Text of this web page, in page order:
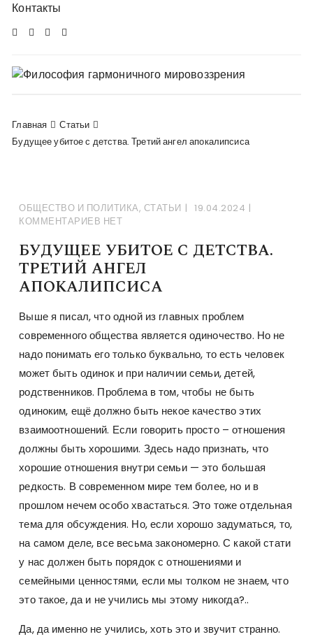
Перейти
комменты
Контакты
Главная
Статьи
Будущее убитое с детства. Третий ангел апокалипсиса
ОБЩЕСТВО И ПОЛИТИКА, СТАТЬИ
19.04.2024
КОММЕНТАРИЕВ НЕТ
БУДУЩЕЕ УБИТОЕ С ДЕТСТВА.
ТРЕТИЙ АНГЕЛ
АПОКАЛИПСИСА
Выше я писал, что одной из главных проблем
современного общества является одиночество. Но не
надо понимать его только буквально, то есть человек
может быть одинок и при наличии семьи, детей,
родственников. Проблема в том, чтобы не быть
одиноким, ещё должно быть некое качество этих
взаимоотношений. Если говорить просто – отношения
должны быть хорошими. Здесь надо признать, что
хорошие отношения внутри семьи — это большая
редкость. В современном мире тем более, но и в
прошлом нечем особо хвастаться. Это тоже отдельная
тема для обсуждения. Но, если хорошо задуматься, то,
на самом деле, все весьма закономерно. С какой стати
у нас должен быть порядок с отношениями и
семейными ценностями, если мы толком не знаем, что
это такое, да и не учились мы этому никогда?..
Да, да именно не учились, хоть это и звучит странно.